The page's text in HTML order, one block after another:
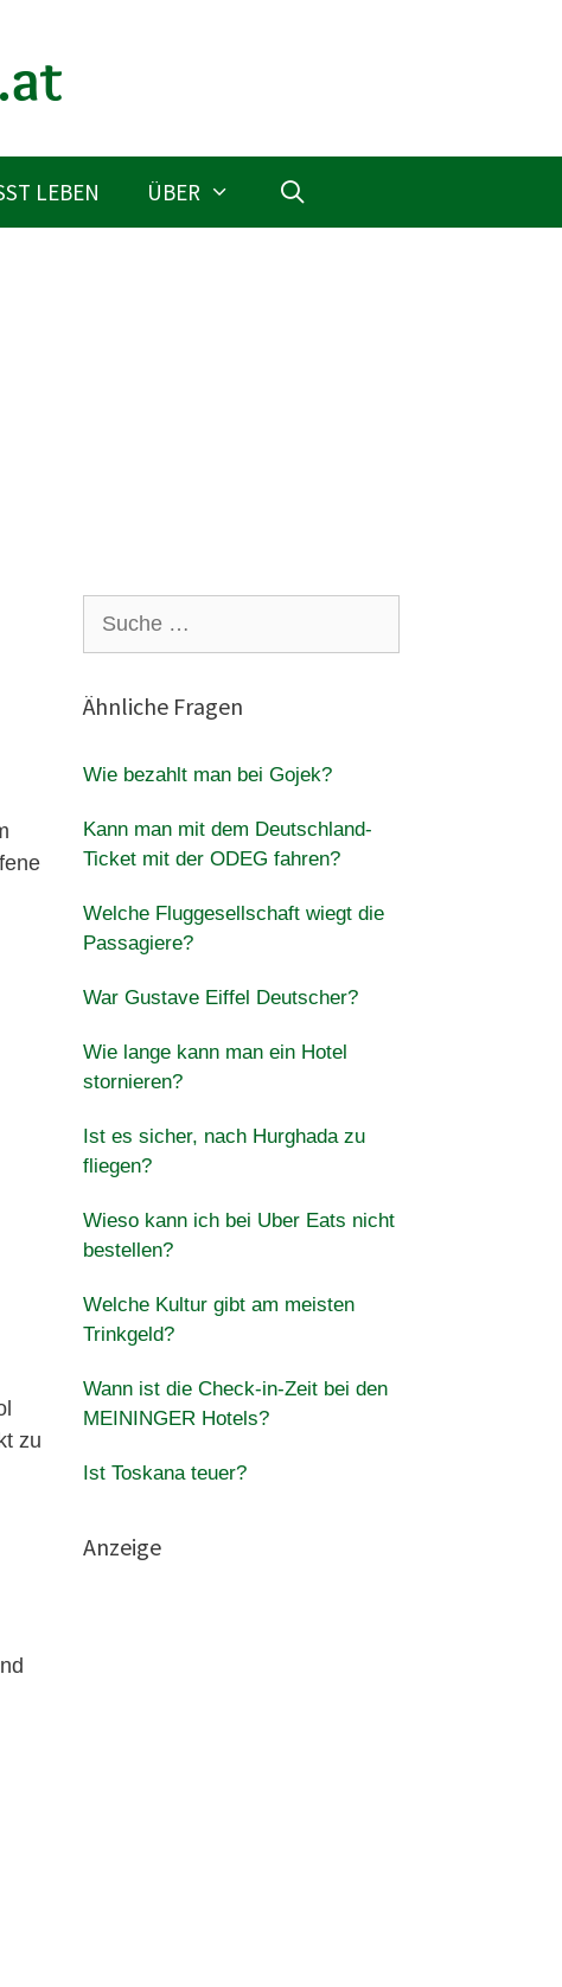
LEBEN ÜBER
zu
nach:
Ähnliche Fragen
Wie bezahlt man bei Gojek?
Kann man mit dem Deutschland-
Ticket mit der ODEG fahren?
Welche Fluggesellschaft wiegt die
Passagiere?
War Gustave Eiffel Deutscher?
Wie lange kann man ein Hotel
stornieren?
Ist es sicher, nach Hurghada zu
fliegen?
Wieso kann ich bei Uber Eats nicht
bestellen?
Welche Kultur gibt am meisten
Trinkgeld?
Wann ist die Check-in-Zeit bei den
MEININGER Hotels?
Ist Toskana teuer?
Anzeige